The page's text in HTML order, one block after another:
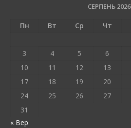
o
и
т
СЕРПЕНЬ 2026
Пн Вт Ср Чт
3
4 5 6
10
11 12 13
17
18 19 20
24
25 26 27
31
« Вер